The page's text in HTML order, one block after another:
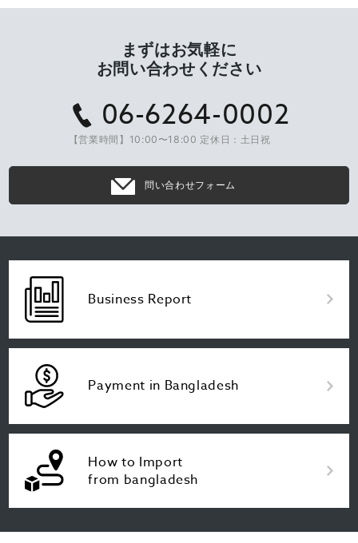
まずはお気軽に
お問い合わせください
06-6264-0002
【営業時間】10:00〜18:00 定休日：土日祝
問い合わせフォーム
Business Report
Payment in Bangladesh
How to Import
from bangladesh